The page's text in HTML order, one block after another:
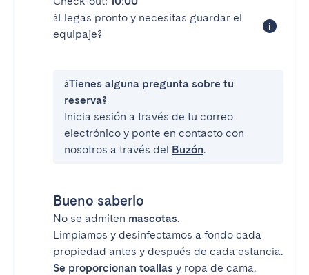
¿Llegas pronto y necesitas guardar el
equipaje?
¿Tienes alguna pregunta sobre tu
reserva?
Inicia sesión a través de tu correo
electrónico y ponte en contacto con
nosotros a través del Buzón.
Bueno saberlo
No se admiten mascotas.
Limpiamos y desinfectamos a fondo cada
propiedad antes y después de cada estancia.
Se proporcionan toallas y ropa de cama.